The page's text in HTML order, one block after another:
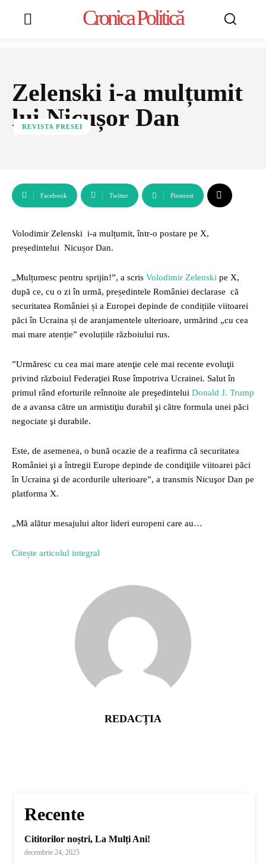
Cronica Politică
Zelenski i-a mulțumit
lui Nicușor Dan
REVISTA PRESEI
Facebook Twitter Pinterest
Volodimir Zelenski i-a mulțumit, într-o postare pe X,
președintelui Nicușor Dan.
„Mulțumesc pentru sprijin!”, a scris Volodimir Zelenski pe X,
după ce, cu o zi în urmă, președintele României declarase că
securitatea României și a Europei depinde de condițiile viitoarei
păci în Ucraina și de aranjamentele ulterioare, urmărind „cu cea
mai mare atenție” evoluțiile războiului rus.
”Urmăresc cu cea mai mare atenţie cele mai recente evoluţii
privind războiul Federaţiei Ruse împotriva Ucrainei. Salut în
primul rând eforturile reînnoite ale preşedintelui Donald J. Trump
de a avansa către un armistiţiu durabil şi către formula unei păci
negociate şi durabile.
Este, de asemenea, o bună ocazie de a reafirma că securitatea
României şi a întregii Europe depinde de condiţiile viitoarei păci
în Ucraina şi de acordurile ulterioare”, a transmis Nicuşor Dan pe
platforma X.
„Mă alătur mesajului altor lideri europeni care au…
Citește articolul integral
REDACȚIA
Recente
Cititorilor noștri, La Mulți Ani!
decembrie 24, 2025